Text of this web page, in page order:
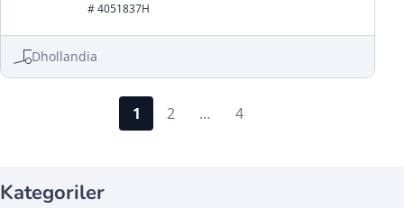
# 4051837H
Dhollandia
1 2 … 4
Kategoriler